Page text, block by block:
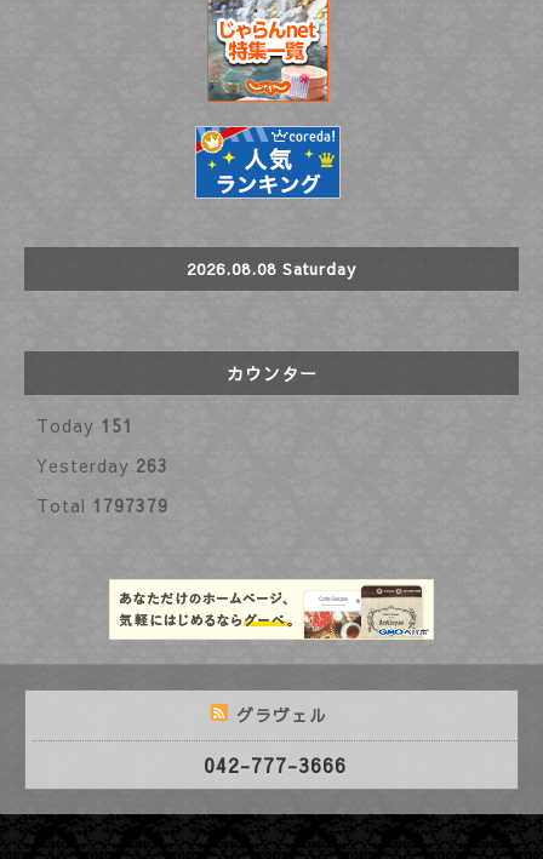
2026.08.08 Saturday
カウンター
Today 151
Yesterday 263
Total 1797379
グラヴェル
042-777-3666